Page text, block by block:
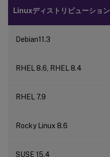
Linuxディストリビューション
Debian11.3
RHEL 8.6, RHEL 8.4
RHEL 7.9
Rocky Linux 8.6
SUSE 15.4